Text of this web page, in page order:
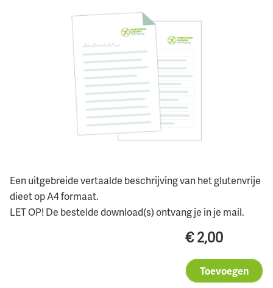
Een uitgebreide vertaalde beschrijving van het glutenvrije
dieet op A4 formaat.
LET OP! De bestelde download(s) ontvang je in je mail.
€2,00
Toevoegen